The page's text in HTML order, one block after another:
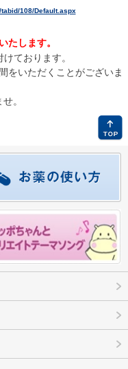
108/Default.aspx
します。
ております。
をいただくことがございま
。